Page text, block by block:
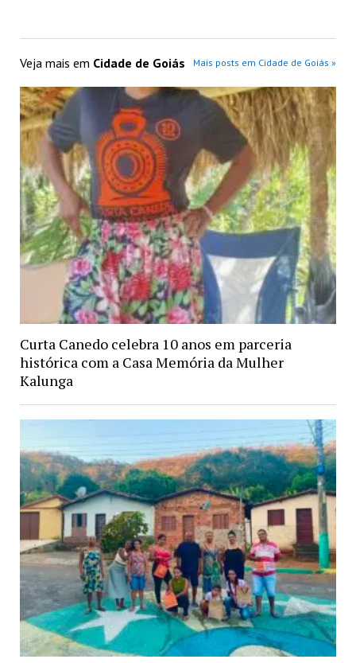
Veja mais em Cidade de Goiás Mais posts em Cidade de Goiás »
Curta Canedo celebra 10 anos em parceria
histórica com a Casa Memória da Mulher
Kalunga